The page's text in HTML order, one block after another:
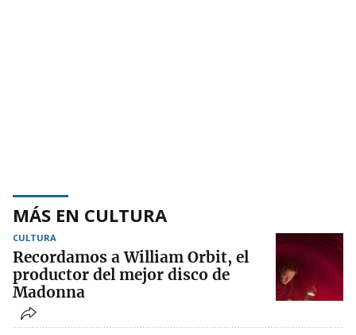
MÁS EN CULTURA
CULTURA
Recordamos a William Orbit, el
productor del mejor disco de
Madonna